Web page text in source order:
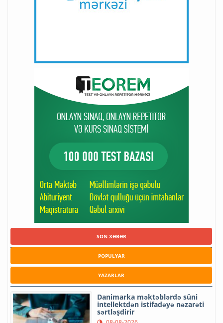
SON XƏBƏR
POPULYAR
YAZARLAR
Danimarka məktəblərdə süni
intellektdən istifadəyə nəzarəti
sərtləşdirir